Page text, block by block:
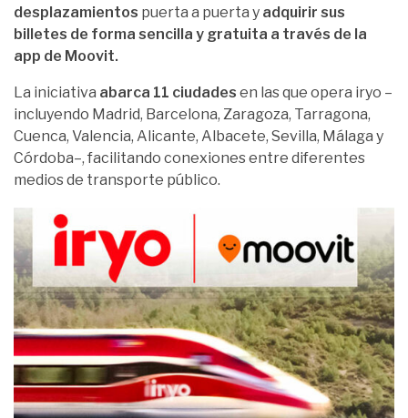
desplazamientos puerta a puerta y adquirir sus
billetes de forma sencilla y gratuita a través de la
app de Moovit.
La iniciativa abarca 11 ciudades en las que opera iryo –
incluyendo Madrid, Barcelona, Zaragoza, Tarragona,
Cuenca, Valencia, Alicante, Albacete, Sevilla, Málaga y
Córdoba–, facilitando conexiones entre diferentes
medios de transporte público.